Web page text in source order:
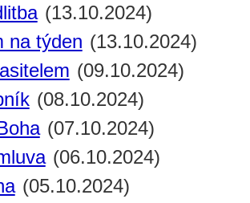
(13.10.2024)
na týden (13.10.2024)
(09.10.2024)
(08.10.2024)
(07.10.2024)
(06.10.2024)
(05.10.2024)